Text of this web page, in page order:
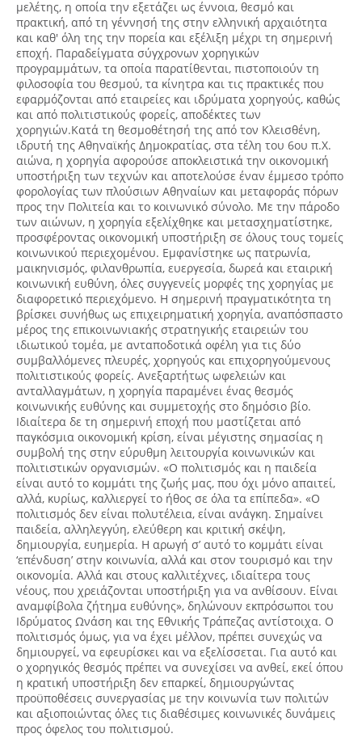
μελέτης, η οποία την εξετάζει ως έννοια, θεσμό και
πρακτική, από τη γέννησή της στην ελληνική αρχαιότητα
και καθ' όλη της την πορεία και εξέλιξη μέχρι τη σημερινή
εποχή. Παραδείγματα σύγχρονων χορηγικών
προγραμμάτων, τα οποία παρατίθενται, πιστοποιούν τη
φιλοσοφία του θεσμού, τα κίνητρα και τις πρακτικές που
εφαρμόζονται από εταιρείες και ιδρύματα χορηγούς, καθώς
και από πολιτιστικούς φορείς, αποδέκτες των
χορηγιών.Κατά τη θεσμοθέτησή της από τον Κλεισθένη,
ιδρυτή της Αθηναϊκής Δημοκρατίας, στα τέλη του 6ου π.Χ.
αιώνα, η χορηγία αφορούσε αποκλειστικά την οικονομική
υποστήριξη των τεχνών και αποτελούσε έναν έμμεσο τρόπο
φορολογίας των πλούσιων Αθηναίων και μεταφοράς πόρων
προς την Πολιτεία και το κοινωνικό σύνολο. Με την πάροδο
των αιώνων, η χορηγία εξελίχθηκε και μετασχηματίστηκε,
προσφέροντας οικονομική υποστήριξη σε όλους τους τομείς
κοινωνικού περιεχομένου. Εμφανίστηκε ως πατρωνία,
μαικηνισμός, φιλανθρωπία, ευεργεσία, δωρεά και εταιρική
κοινωνική ευθύνη, όλες συγγενείς μορφές της χορηγίας με
διαφορετικό περιεχόμενο. Η σημερινή πραγματικότητα τη
βρίσκει συνήθως ως επιχειρηματική χορηγία, αναπόσπαστο
μέρος της επικοινωνιακής στρατηγικής εταιρειών του
ιδιωτικού τομέα, με ανταποδοτικά οφέλη για τις δύο
συμβαλλόμενες πλευρές, χορηγούς και επιχορηγούμενους
πολιτιστικούς φορείς. Ανεξαρτήτως ωφελειών και
ανταλλαγμάτων, η χορηγία παραμένει ένας θεσμός
κοινωνικής ευθύνης και συμμετοχής στο δημόσιο βίο.
Ιδιαίτερα δε τη σημερινή εποχή που μαστίζεται από
παγκόσμια οικονομική κρίση, είναι μέγιστης σημασίας η
συμβολή της στην εύρυθμη λειτουργία κοινωνικών και
πολιτιστικών οργανισμών. «Ο πολιτισμός και η παιδεία
είναι αυτό το κομμάτι της ζωής μας, που όχι μόνο απαιτεί,
αλλά, κυρίως, καλλιεργεί το ήθος σε όλα τα επίπεδα». «Ο
πολιτισμός δεν είναι πολυτέλεια, είναι ανάγκη. Σημαίνει
παιδεία, αλληλεγγύη, ελεύθερη και κριτική σκέψη,
δημιουργία, ευημερία. Η αρωγή σ’ αυτό το κομμάτι είναι
‘επένδυση’ στην κοινωνία, αλλά και στον τουρισμό και την
οικονομία. Αλλά και στους καλλιτέχνες, ιδιαίτερα τους
νέους, που χρειάζονται υποστήριξη για να ανθίσουν. Είναι
αναμφίβολα ζήτημα ευθύνης», δηλώνουν εκπρόσωποι του
Ιδρύματος Ωνάση και της Εθνικής Τράπεζας αντίστοιχα. Ο
πολιτισμός όμως, για να έχει μέλλον, πρέπει συνεχώς να
δημιουργεί, να εφευρίσκει και να εξελίσσεται. Για αυτό και
ο χορηγικός θεσμός πρέπει να συνεχίσει να ανθεί, εκεί όπου
η κρατική υποστήριξη δεν επαρκεί, δημιουργώντας
προϋποθέσεις συνεργασίας με την κοινωνία των πολιτών
και αξιοποιώντας όλες τις διαθέσιμες κοινωνικές δυνάμεις
προς όφελος του πολιτισμού.